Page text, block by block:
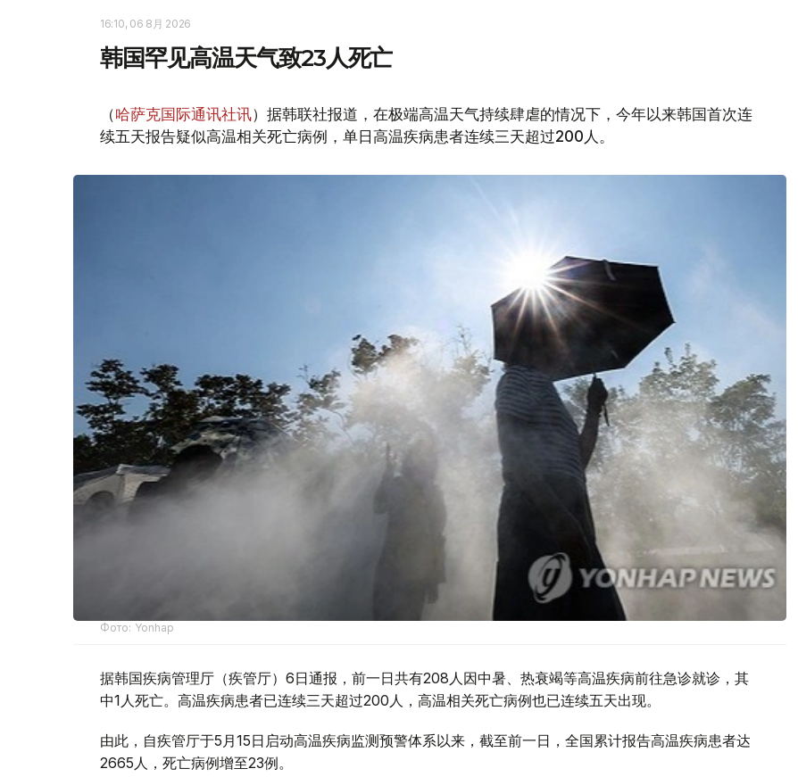
16:10, 06 8月 2026
韩国罕见高温天气致23人死亡
（哈萨克国际通讯社讯）据韩联社报道，在极端高温天气持续肆虐的情况下，今年以来韩国首次连
续五天报告疑似高温相关死亡病例，单日高温疾病患者连续三天超过200人。
Фото: Yonhap
据韩国疾病管理厅（疾管厅）6日通报，前一日共有208人因中暑、热衰竭等高温疾病前往急诊就诊，其
中1人死亡。高温疾病患者已连续三天超过200人，高温相关死亡病例也已连续五天出现。
由此，自疾管厅于5月15日启动高温疾病监测预警体系以来，截至前一日，全国累计报告高温疾病患者达
2665人，死亡病例增至23例。